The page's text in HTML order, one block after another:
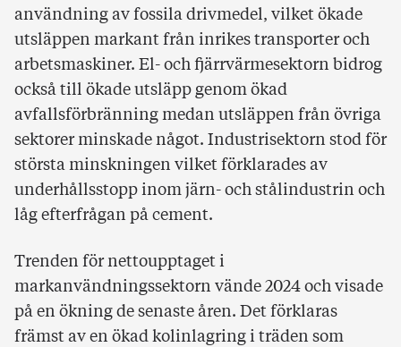
användning av fossila drivmedel, vilket ökade
utsläppen markant från inrikes transporter och
arbetsmaskiner. El- och fjärrvärmesektorn bidrog
också till ökade utsläpp genom ökad
avfallsförbränning medan utsläppen från övriga
sektorer minskade något. Industrisektorn stod för
största minskningen vilket förklarades av
underhållsstopp inom järn- och stålindustrin och
låg efterfrågan på cement.
Trenden för nettoupptaget i
markanvändningssektorn vände 2024 och visade
på en ökning de senaste åren. Det förklaras
främst av en ökad kolinlagring i träden som